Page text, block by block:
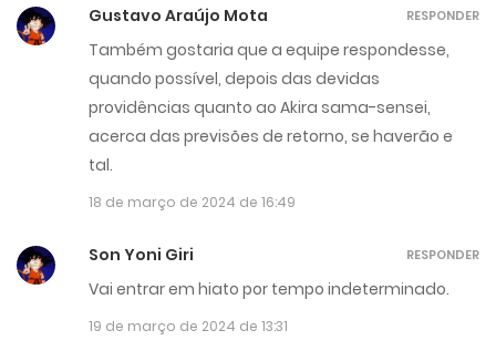
Gustavo Araújo Mota
Também gostaria que a equipe respondesse,
quando possível, depois das devidas
providências quanto ao Akira sama-sensei,
acerca das previsões de retorno, se haverão e
tal.
18 de março de 2024 de 16:49
RESPONDER
Son Yoni Giri
Vai entrar em hiato por tempo indeterminado.
19 de março de 2024 de 13:31
RESPONDER